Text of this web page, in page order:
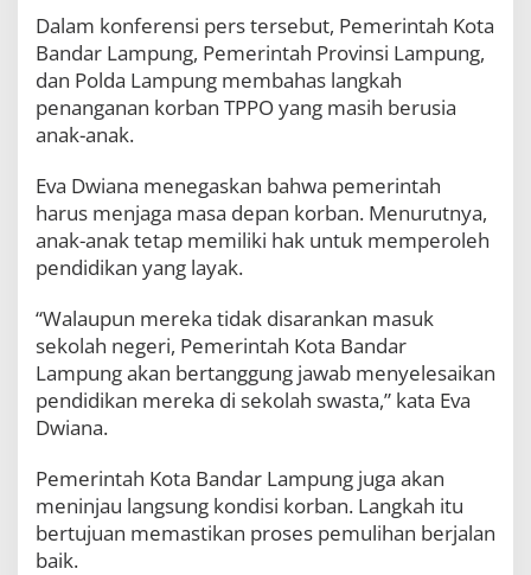
a
p
S
e
k
h
Dalam konferensi pers tersebut, Pemerintah Kota
Bandar Lampung, Pemerintah Provinsi Lampung,
dan Polda Lampung membahas langkah
penanganan korban TPPO yang masih berusia
anak-anak.
Eva Dwiana menegaskan bahwa pemerintah
harus menjaga masa depan korban. Menurutnya,
anak-anak tetap memiliki hak untuk memperoleh
pendidikan yang layak.
“Walaupun mereka tidak disarankan masuk
sekolah negeri, Pemerintah Kota Bandar
Lampung akan bertanggung jawab menyelesaikan
pendidikan mereka di sekolah swasta,” kata Eva
Dwiana.
Pemerintah Kota Bandar Lampung juga akan
meninjau langsung kondisi korban. Langkah itu
bertujuan memastikan proses pemulihan berjalan
baik.